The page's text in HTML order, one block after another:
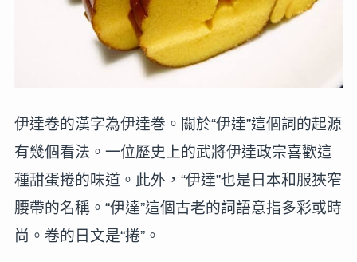
伊達卷的漢字為伊達巻。關於“伊達”這個詞的起源
有幾個看法。一位歷史上的武將伊達政宗喜歡這
種甜蛋捲的味道。此外，“伊達”也是日本和服狹窄
腰帶的名稱。“伊達”這個古老的詞語意指多彩或時
尚。卷的日文是“捲”。